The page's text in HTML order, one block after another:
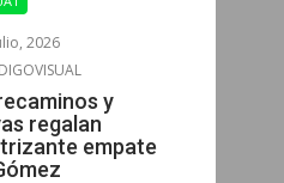
2026
y
regalan
empate